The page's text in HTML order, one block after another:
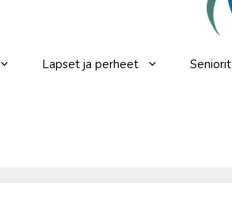
Lapset ja perheet Seniorit